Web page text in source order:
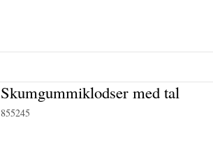
Skumgummiklodser med tal
855245